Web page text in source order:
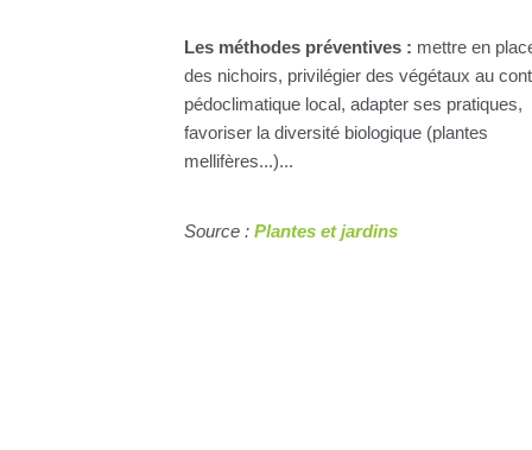
Les méthodes préventives : mettre en
des nichoirs, privilégier des végétaux au
pédoclimatique local, adapter ses pratiques,
favoriser la diversité biologique (plantes
mellifères...)...
Source : Plantes et jardins